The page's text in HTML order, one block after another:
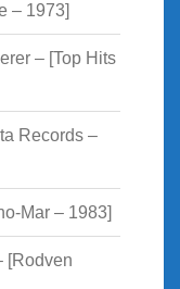
– 1973]
– [Top Hits
Records –
Mar – 1983]
[Rodven